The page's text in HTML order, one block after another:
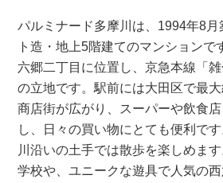
パルミナード多摩川は、1994年8
ト造・地上5階建てのマンションで
六郷二丁目に位置し、京急本線「
の立地です。駅前には大田区で最
商店街が広がり、スーパーや飲食
し、日々の買い物にとても便利です
川沿いの土手では散歩を楽しめま
学校や、ユニークな遊具で人気の